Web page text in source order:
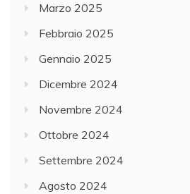
Marzo 2025
Febbraio 2025
Gennaio 2025
Dicembre 2024
Novembre 2024
Ottobre 2024
Settembre 2024
Agosto 2024